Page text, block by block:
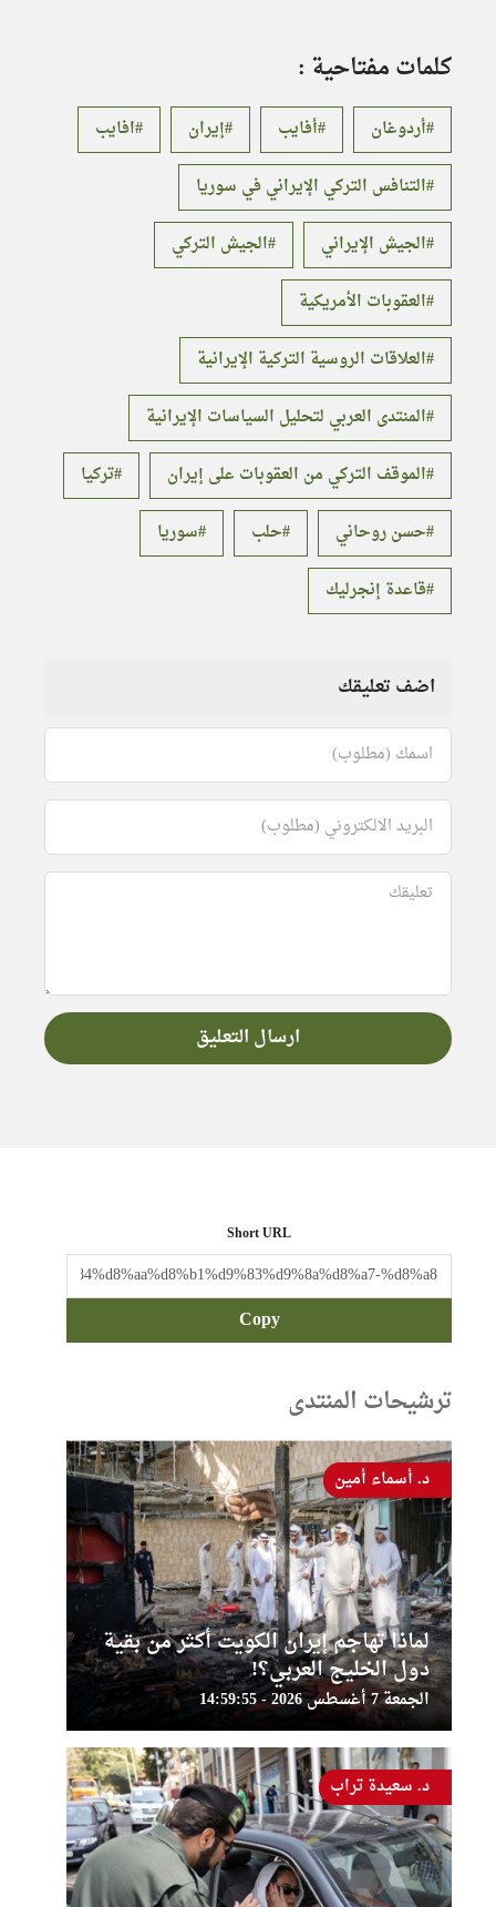
كلمات مفتاحية :
أردوغان أفايب إيران
افايب
التنافس التركي الإيراني في سوريا
الجيش الإيراني
الجيش التركي
العقوبات الأمريكية
العلاقات الروسية التركية الإيرانية
المنتدى العربي لتحليل السياسات الإيرانية
الموقف التركي من العقوبات على إيران
تركيا
حسن روحاني
حلب
سوريا
قاعدة إنجرليك
اضف تعليقك
Short URL
Copy
ترشيحات المنتدى
لماذا تهاجم إيران الكويت أكثر من بقية
دول الخليج العربي؟!
الجمعة 7 أغسطس 2026 - 14:59:55
د. أسماء أمين
د. سعيدة تراب